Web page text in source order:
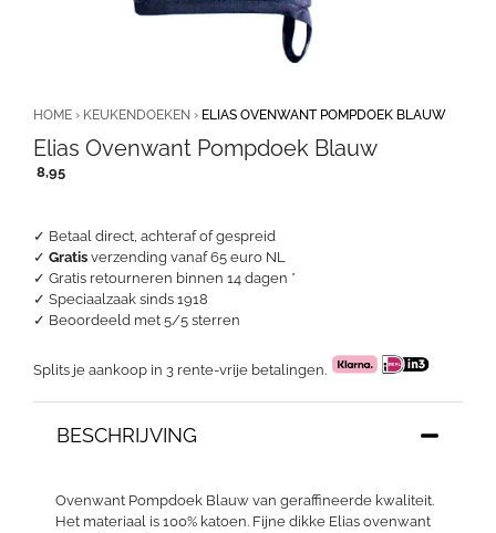
✓ Betaal direct, achteraf of gespreid
✓ Gratis verzending vanaf 65 euro NL
✓ Gratis retourneren binnen 14 dagen *
✓ Speciaalzaak sinds 1918
✓ Beoordeeld met 5/5 sterren
Splits je aankoop in 3 rente-vrije betalingen.
HOME › KEUKENDOEKEN › ELIAS OVENWANT POMPDOEK BLAUW
Elias Ovenwant Pompdoek Blauw
8,95
BESCHRIJVING
Ovenwant Pompdoek Blauw van geraffineerde kwaliteit.
Het materiaal is 100% katoen. Fijne dikke Elias ovenwant